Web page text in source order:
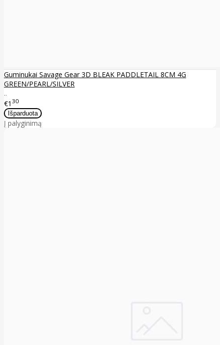
Guminukai Savage Gear 3D BLEAK PADDLETAIL 8CM 4G
GREEN/PEARL/SILVER
..
€1 30
Į palyginimą